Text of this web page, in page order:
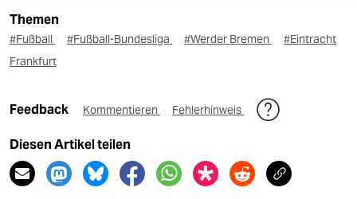
Themen
#Fußball #Fußball-Bundesliga #Werder Bremen
#Eintracht
Frankfurt
Feedback Kommentieren Fehlerhinweis
Diesen Artikel teilen